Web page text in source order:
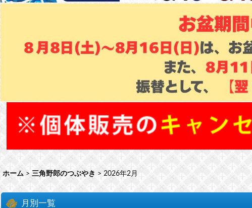
ホーム > 三角野郎のつぶやき > 2026年2月
月別一覧